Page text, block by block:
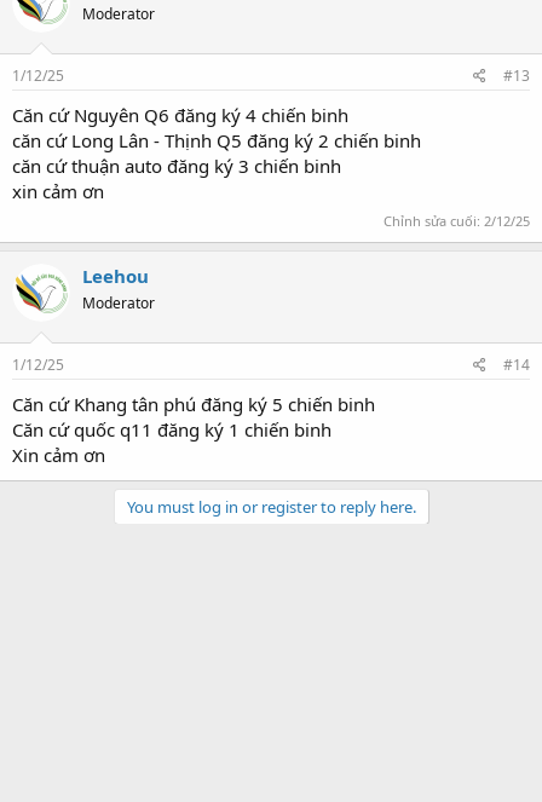
Moderator
1/12/25 #13
Căn cứ Nguyên Q6 đăng ký 4 chiến binh
căn cứ Long Lân - Thịnh Q5 đăng ký 2 chiến binh
căn cứ thuận auto đăng ký 3 chiến binh
xin cảm ơn
Chỉnh sửa cuối: 2/12/25
Leehou
Moderator
1/12/25 #14
Căn cứ Khang tân phú đăng ký 5 chiến binh
Căn cứ quốc q11 đăng ký 1 chiến binh
Xin cảm ơn
You must log in or register to reply here.